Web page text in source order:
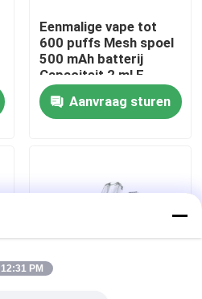
Eenmalige vape tot
600 puffs Mesh spoel
500 mAh batterij
Capaciteit 2 ml E-
vloeistof Ananas
Perzik Mango
Aanvraag sturen
12:31 PM